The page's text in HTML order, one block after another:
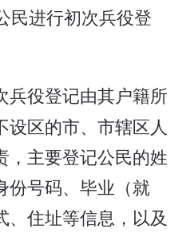
民进行初次兵役登
兵役登记由其户籍所
区的市、市辖区人
，主要登记公民的姓
份号码、毕业（就
住址等信息，以及